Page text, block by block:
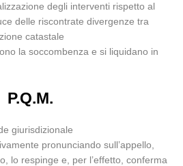
degli interventi rispetto al
delle riscontrate divergenze tra
catastale
la soccombenza e si liquidano in
P.Q.M.
giurisdizionale
pronunciando sull’appello,
lo respinge e, per l’effetto, conferma